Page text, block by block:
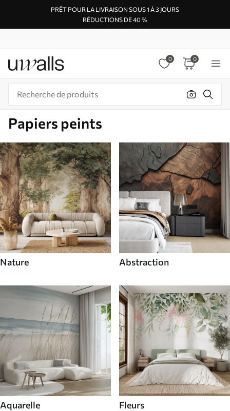
PRÊT POUR LA LIVRAISON SOUS 1 À 3 JOURS
RÉDUCTIONS DE 40 %
0 0
Papiers peints
Nature Abstraction
Aquarelle Fleurs